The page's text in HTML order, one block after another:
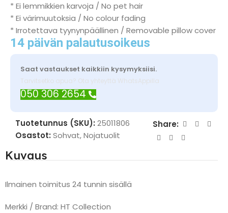
* Ei lemmikkien karvoja / No pet hair
* Ei värimuutoksia / No colour fading
* Irrotettava tyynynpäällinen / Removable pillow cover
14 päivän palautusoikeus
Saat vastaukset kaikkiin kysymyksiisi.
Tarvitsetko apua? Ota yhteyttä WhatsAppilla
050 306 2654
Tuotetunnus (SKU): 25011806
Osastot: Sohvat,Nojatuolit
Share:
Kuvaus
Ilmainen toimitus 24 tunnin sisällä
Merkki / Brand: HT Collection